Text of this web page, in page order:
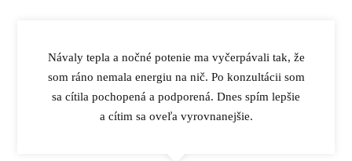
Návaly tepla a nočné potenie ma vyčerpávali tak, že
som ráno nemala energiu na nič. Po konzultácii som
sa cítila pochopená a podporená. Dnes spím lepšie
a cítim sa oveľa vyrovnanejšie.